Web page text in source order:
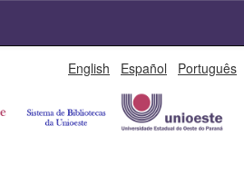
English Español Português